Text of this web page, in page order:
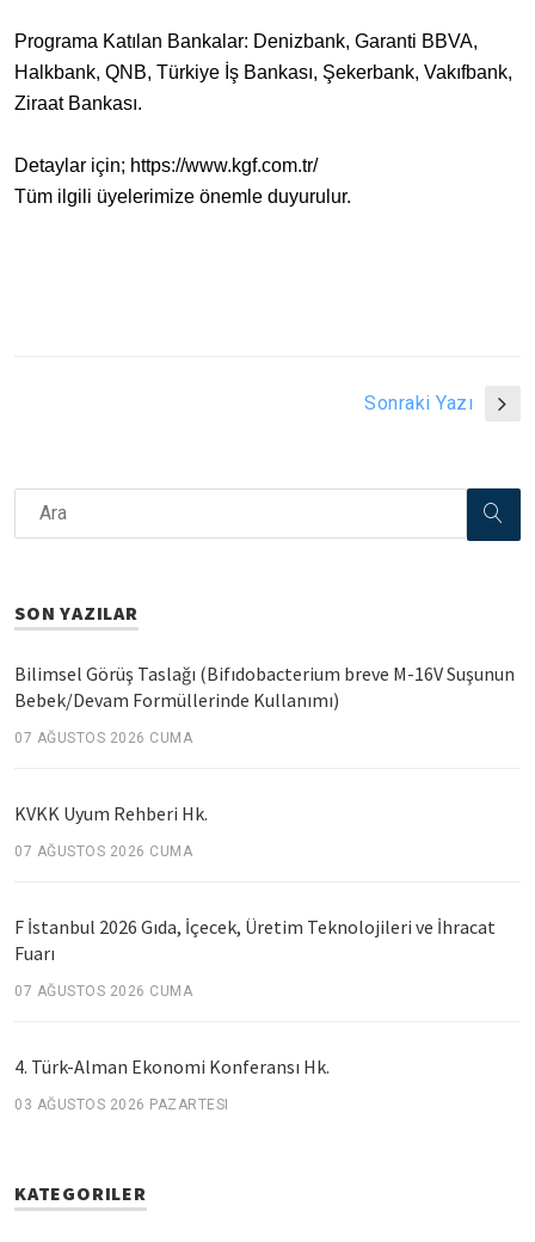
Programa Katılan Bankalar: Denizbank, Garanti BBVA,
Halkbank, QNB, Türkiye İş Bankası, Şekerbank, Vakıfbank,
Ziraat Bankası.
Detaylar için; https://www.kgf.com.tr/
Tüm ilgili üyelerimize önemle duyurulur.
Sonraki Yazı
SON YAZILAR
Bilimsel Görüş Taslağı (Bifıdobacterium breve M-16V Suşunun
Bebek/Devam Formüllerinde Kullanımı)
07 AĞUSTOS 2026 CUMA
KVKK Uyum Rehberi Hk.
07 AĞUSTOS 2026 CUMA
F İstanbul 2026 Gıda, İçecek, Üretim Teknolojileri ve İhracat
Fuarı
07 AĞUSTOS 2026 CUMA
4. Türk-Alman Ekonomi Konferansı Hk.
03 AĞUSTOS 2026 PAZARTESI
KATEGORILER